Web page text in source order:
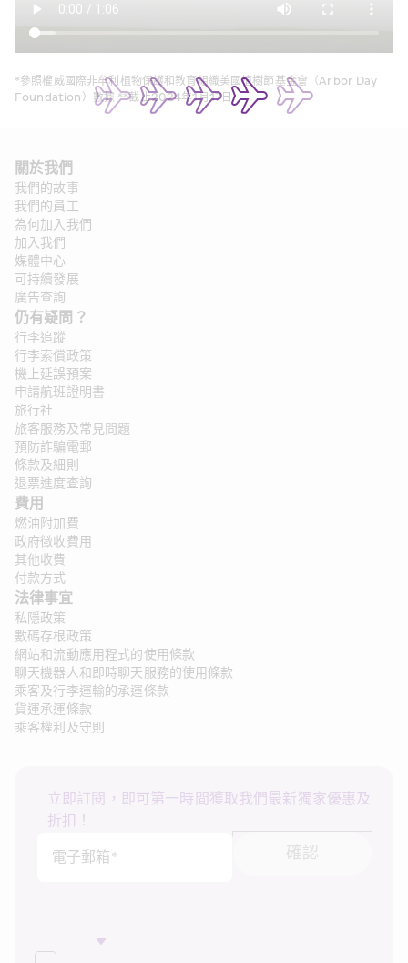
*參照權威國際非牟利植物保護和教育組織美國植樹節基金會（Arbor Day
Foundation）數據 **截止2024年1月17日
關於我們
我們的故事
我們的員工
為何加入我們
加入我們
媒體中心
可持續發展
廣告查詢
仍有疑問？
行李追蹤
行李索償政策
機上延誤預案
申請航班證明書
旅行社
旅客服務及常見問題
預防詐騙電郵
條款及細則
退票進度查詢
費用
燃油附加費
政府徵收費用
其他收費
付款方式
法律事宜
私隱政策
數碼存根政策
網站和流動應用程式的使用條款
聊天機器人和即時聊天服務的使用條款
乘客及行李運輸的承運條款
貨運承運條款
乘客權利及守則
立即訂閱，即可第一時間獲取我們最新獨家優惠及
折扣！
電子郵箱*
確認